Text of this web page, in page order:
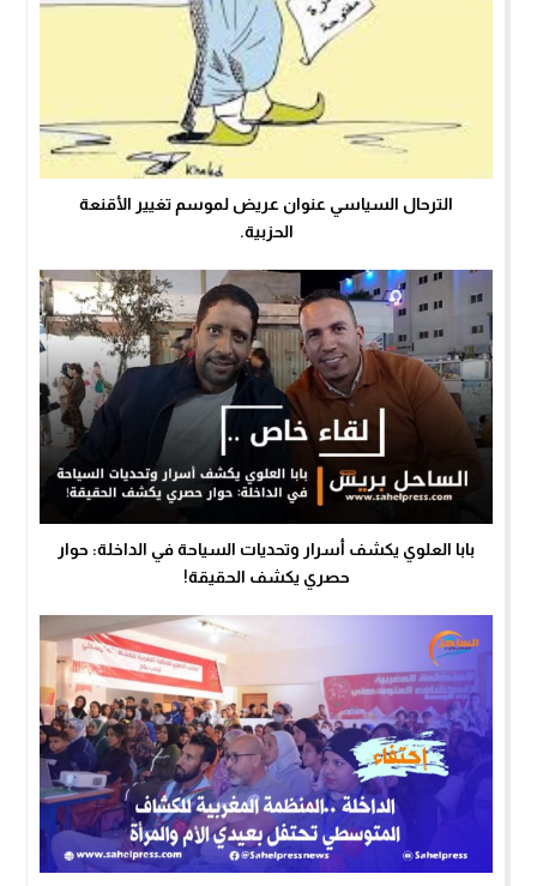
الترحال السياسي عنوان عريض لموسم تغيير الأقنعة
الحزبية.
بابا العلوي يكشف أسرار وتحديات السياحة في الداخلة: حوار
حصري يكشف الحقيقة!